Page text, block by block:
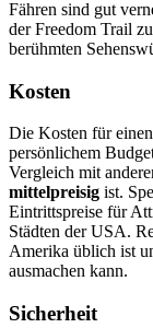
Fähren sind gut
der Freedom Trail
berühmten
Kosten
Die Kosten für
persönlichem
Vergleich mit
mittelpreisig ist.
Eintrittspreise für
Städten der USA.
Amerika üblich ist
ausmachen kann.
Sicherheit